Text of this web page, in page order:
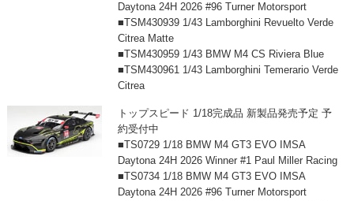
Daytona 24H 2026 #96 Turner Motorsport
■TSM430939 1/43 Lamborghini Revuelto Verde
Citrea Matte
■TSM430959 1/43 BMW M4 CS Riviera Blue
■TSM430961 1/43 Lamborghini Temerario Verde
Citrea
トップスピード 1/18完成品 新製品発売予定 予
約受付中
■TS0729 1/18 BMW M4 GT3 EVO IMSA
Daytona 24H 2026 Winner #1 Paul Miller Racing
■TS0734 1/18 BMW M4 GT3 EVO IMSA
Daytona 24H 2026 #96 Turner Motorsport